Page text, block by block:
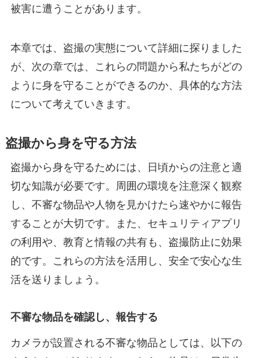
被害に遭うことがあります。
本章では、盗撮の実態について詳細に探りました
が、次の章では、これらの問題から私たちがどの
ように身を守ることができるのか、具体的な方法
について考えていきます。
盗撮から身を守る方法
盗撮から身を守るためには、日頃からの注意と適
切な知識が必要です。周囲の環境を注意深く観察
し、不審な物品や人物を見かけたら速やかに報告
することが大切です。また、セキュリティアプリ
の利用や、教育と情報の共有も、盗撮防止に効果
的です。これらの方法を活用し、安全で安心な生
活を送りましょう。
不審な物品を確認し、報告する
カメラが設置される不審な物品としては、以下の